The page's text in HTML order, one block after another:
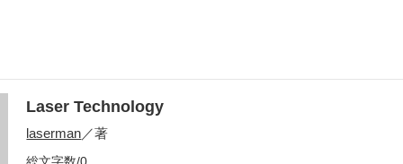
Laser Technology
laserman／著